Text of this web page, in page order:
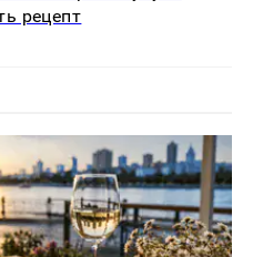
рецепт